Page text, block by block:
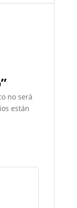
no será
están